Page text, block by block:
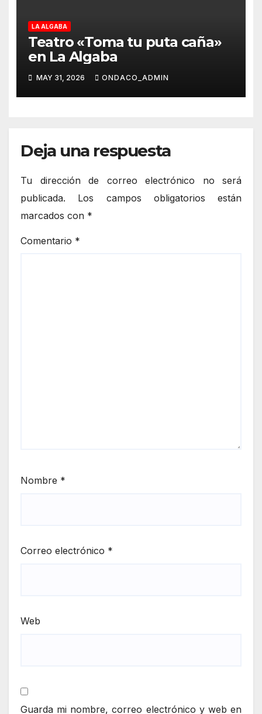
LA ALGABA
Teatro «Toma tu puta caña»
en La Algaba
MAY 31, 2026 ONDACO_ADMIN
Deja una respuesta
Tu dirección de correo electrónico no será
publicada.
Los campos obligatorios están
marcados con *
Comentario *
Nombre *
Correo electrónico *
Web
Guarda mi nombre, correo electrónico y web en